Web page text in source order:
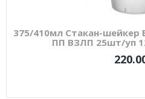
375/410мл Стакан-шейкер
ПП ВЗЛП 25шт/уп